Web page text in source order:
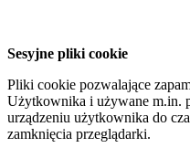
Sesyjne pliki cookie
Pliki cookie pozwalające
Użytkownika i używane m.in.
urządzeniu użytkownika do
zamknięcia przeglądarki.